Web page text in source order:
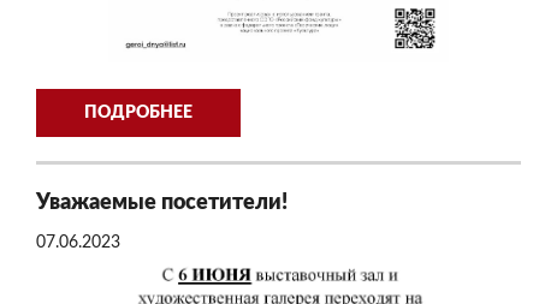
ПОДРОБНЕЕ
Уважаемые посетители!
07.06.2023